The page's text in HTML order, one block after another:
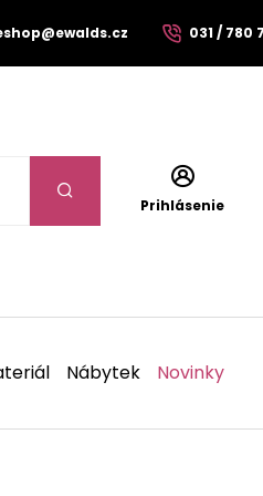
031 / 780
Prihlásenie
Nábytek Novinky